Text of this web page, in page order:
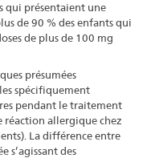
qui présentaient une
de 90 % des enfants qui
de plus de 100 mg
présumées
spécifiquement
pendant le traitement
réaction allergique chez
La différence entre
s’agissant des